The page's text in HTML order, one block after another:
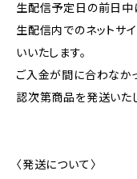
生配信予定日の前日中
生配信内でのネットサ
いいたします。
ご入金が間に合わなか
認次第商品を発送いた
〈発送について〉